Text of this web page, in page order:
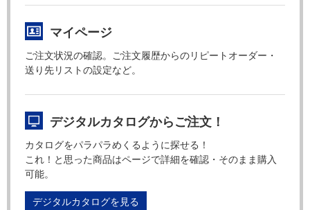
マイページ
ご注文状況の確認。ご注文履歴からのリピートオーダー・
送り先リストの設定など。
デジタルカタログからご注文！
カタログをパラパラめくるように探せる！
これ！と思った商品はページで詳細を確認・そのまま購入
可能。
デジタルカタログを見る